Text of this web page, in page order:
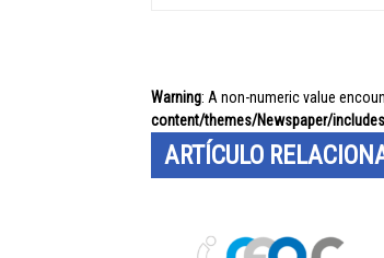
Warning: A non-numeric value
content/themes/Newspaper/
ARTÍCULO